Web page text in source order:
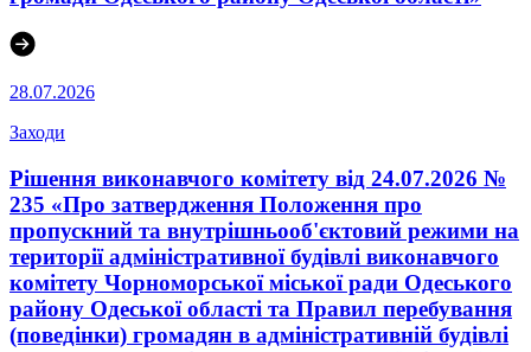
28.07.2026
Заходи
Рішення виконавчого комітету від 24.07.2026 №
235 «Про затвердження Положення про
пропускний та внутрішньооб'єктовий режими на
території адміністративної будівлі виконавчого
комітету Чорноморської міської ради Одеського
району Одеської області та Правил перебування
(поведінки) громадян в адміністративній будівлі